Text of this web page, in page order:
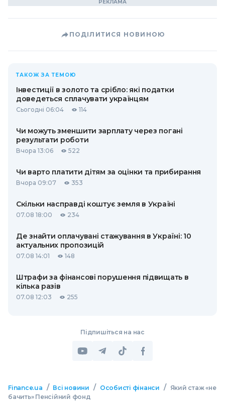
ПОДІЛИТИСЯ НОВИНОЮ
ТАКОЖ ЗА ТЕМОЮ
Інвестиції в золото та срібло: які податки
доведеться сплачувати українцям
Сьогодні 06:04 114
Чи можуть зменшити зарплату через погані
результати роботи
Вчора 13:06 522
Чи варто платити дітям за оцінки та прибирання
Вчора 09:07 353
Скільки насправді коштує земля в Україні
07.08 18:00 234
Де знайти оплачувані стажування в Україні: 10
актуальних пропозицій
07.08 14:01 148
Штрафи за фінансові порушення підвищать в
кілька разів
07.08 12:03 255
Підпишіться на нас
Finance.ua / Всі новини / Особисті фінанси /
Який стаж «не
бачить» Пенсійний фонд